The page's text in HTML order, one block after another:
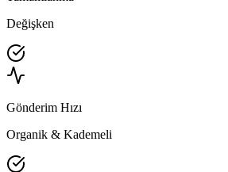
Değişken
Gönderim Hızı
Organik & Kademeli